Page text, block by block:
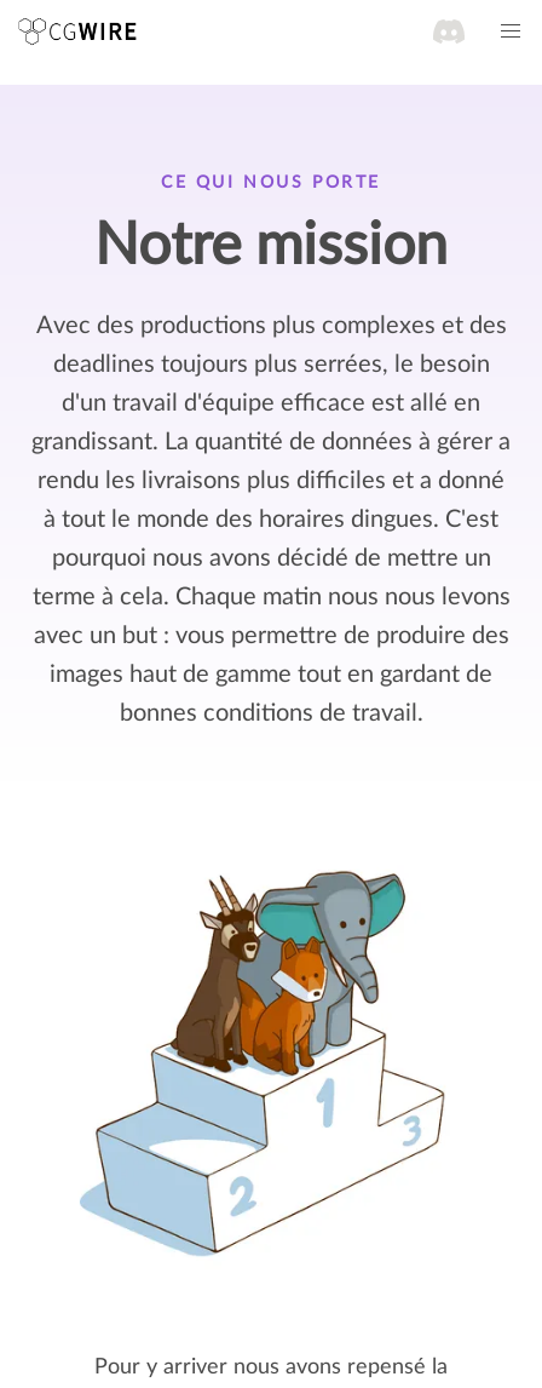
CE QUI NOUS PORTE
Notre mission
Avec des productions plus complexes et des
deadlines toujours plus serrées, le besoin
d'un travail d'équipe efficace est allé en
grandissant. La quantité de données à gérer a
rendu les livraisons plus difficiles et a donné
à tout le monde des horaires dingues. C'est
pourquoi nous avons décidé de mettre un
terme à cela. Chaque matin nous nous levons
avec un but : vous permettre de produire des
images haut de gamme tout en gardant de
bonnes conditions de travail.
Pour y arriver nous avons repensé la